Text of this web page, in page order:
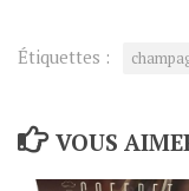
Étiquettes :
VOUS